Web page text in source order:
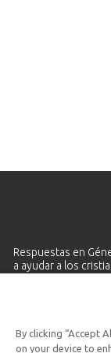
Respuestas en
a ayudar a los
By clicking “Accept
on your device to